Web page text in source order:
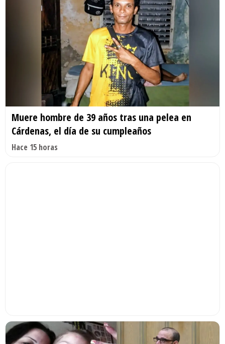
Muere hombre de 39 años tras una pelea en
Cárdenas, el día de su cumpleaños
Hace 15 horas